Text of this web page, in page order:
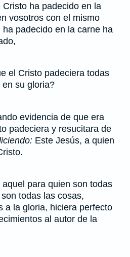
ha padecido en la
vosotros con el mismo
padecido en la carne ha
el Cristo padeciera todas
su gloria?
evidencia de que era
padeciera y resucitara de
Este Jesús, a quien
para quien son todas
todas las cosas,
a la gloria, hiciera perfecto
al autor de la